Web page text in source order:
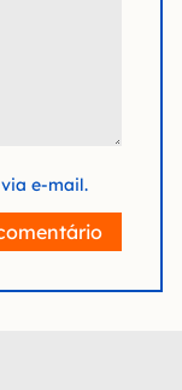
e-mail.